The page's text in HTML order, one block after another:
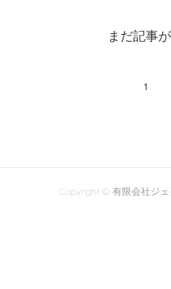
まだ記事
1
Copyright © 有限会社ジェ